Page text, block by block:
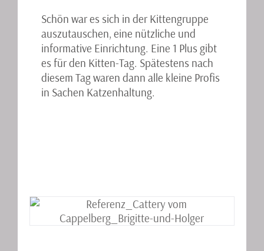
Schön war es sich in der Kittengruppe
auszutauschen, eine nützliche und
informative Einrichtung. Eine 1 Plus gibt
es für den Kitten-Tag. Spätestens nach
diesem Tag waren dann alle kleine Profis
in Sachen Katzenhaltung.